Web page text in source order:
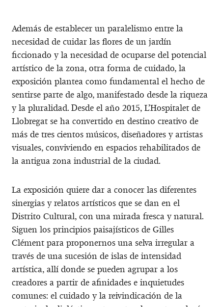
Además de establecer un paralelismo entre la
necesidad de cuidar las flores de un jardín
ficcionado y la necesidad de ocuparse del potencial
artístico de la zona, otra forma de cuidado, la
exposición plantea como fundamental el hecho de
sentirse parte de algo, manifestado desde la riqueza
y la pluralidad. Desde el año 2015, L’Hospitalet de
Llobregat se ha convertido en destino creativo de
más de tres cientos músicos, diseñadores y artistas
visuales, conviviendo en espacios rehabilitados de
la antigua zona industrial de la ciudad.
La exposición quiere dar a conocer las diferentes
sinergias y relatos artísticos que se dan en el
Distrito Cultural, con una mirada fresca y natural.
Siguen los principios paisajísticos de Gilles
Clément para proponernos una selva irregular a
través de una sucesión de islas de intensidad
artística, allí donde se pueden agrupar a los
creadores a partir de afinidades e inquietudes
comunes: el cuidado y la reivindicación de la